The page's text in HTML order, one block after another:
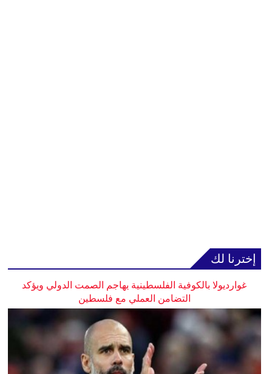
إخترنا لك
غوارديولا بالكوفية الفلسطينية يهاجم الصمت الدولي ويؤكد
التضامن العملي مع فلسطين